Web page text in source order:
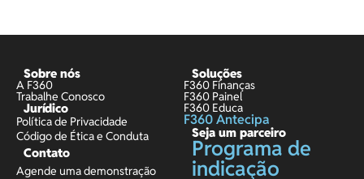
Sobre nós
A F360
Trabalhe Conosco
Jurídico
Política de Privacidade
Código de Ética e Conduta
Contato
Agende uma demonstração
Soluções
F360 Finanças
F360 Painel
F360 Educa
F360 Antecipa
Seja um parceiro
Programa de
indicação